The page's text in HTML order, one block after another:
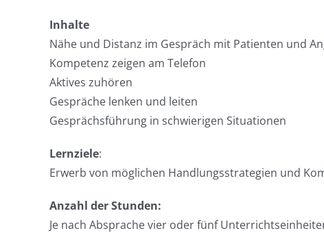
Inhalte
Nähe und Distanz im Gespräch mit Patienten und
Kompetenz zeigen am Telefon
Aktives zuhören
Gespräche lenken und leiten
Gesprächsführung in schwierigen Situationen
Lernziele:
Erwerb von möglichen Handlungsstrategien und
Anzahl der Stunden:
Je nach Absprache vier oder fünf